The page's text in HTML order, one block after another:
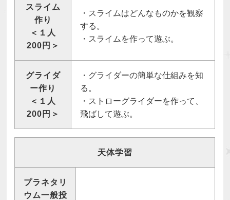
スライム
作り
＜１人
200円＞
・スライムはどんなものかを観察
する。
・スライムを作って遊ぶ。
グライダ
ー作り
＜１人
200円＞
・グライダーの簡単な仕組みを知
る。
・ストローグライダーを作って、
飛ばして遊ぶ。
天体学習
プラネタリ
ウム一般投